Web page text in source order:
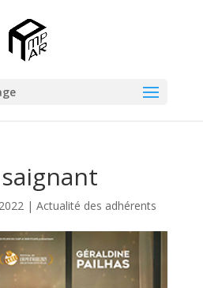
| Actualité des adhérents